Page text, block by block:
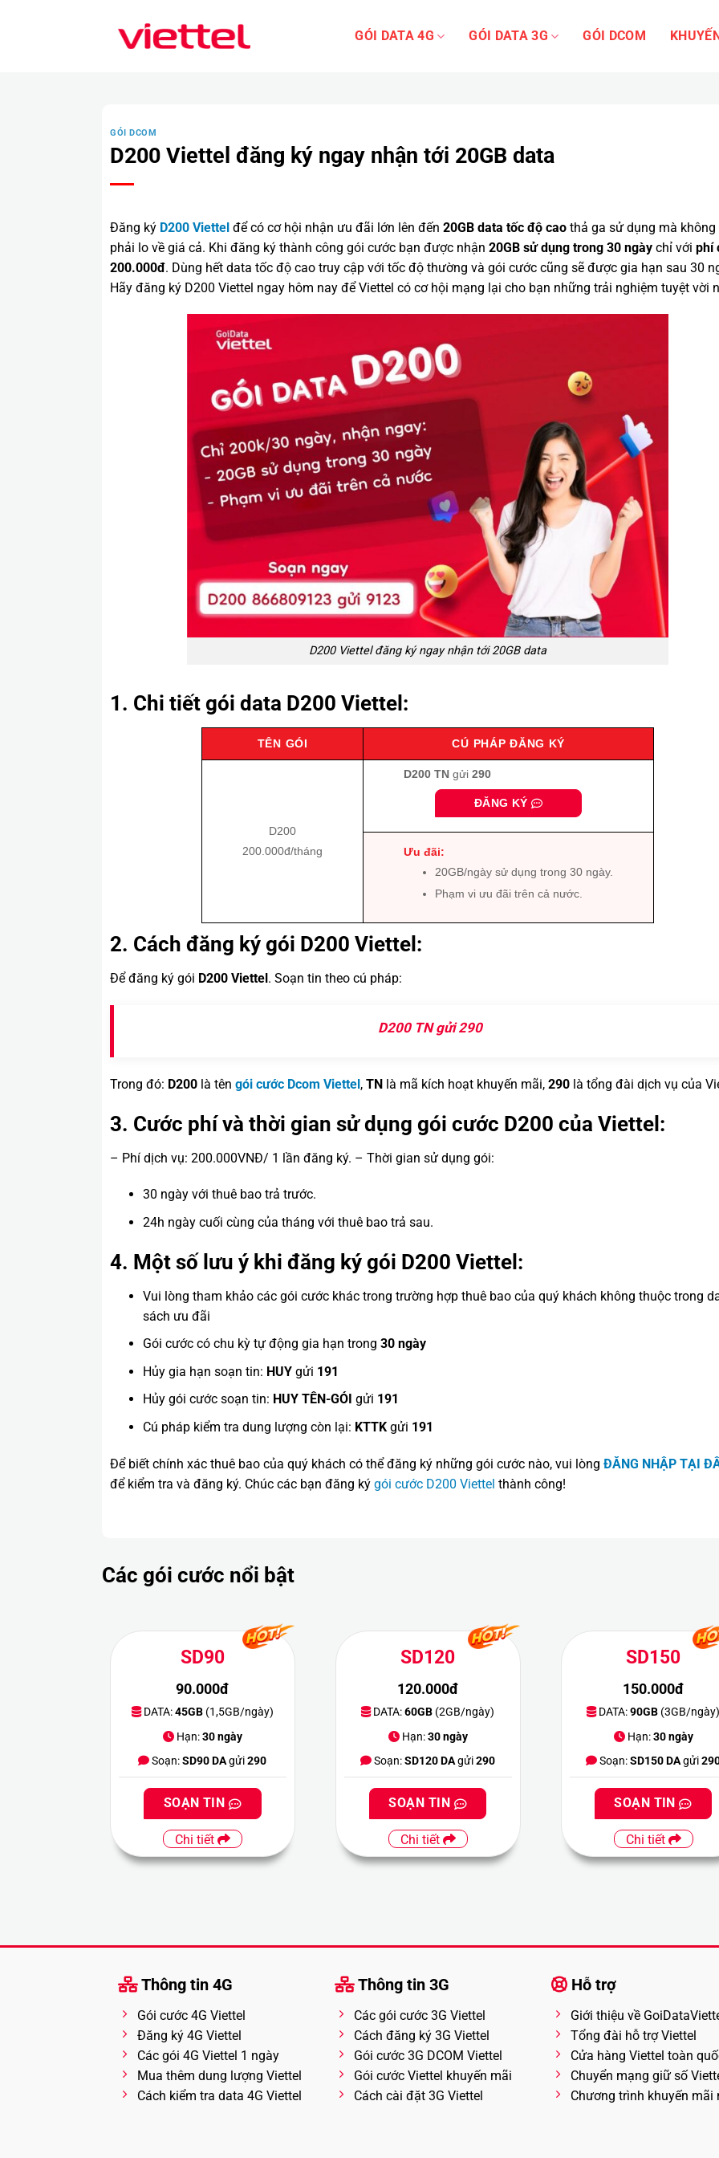
GÓI DATA 4G GÓI DATA 3G GÓI DCOM
GÓI DCOM
D200 Viettel đăng ký ngay nhận tới 20GB data
Đăng ký D200 Viettel để có cơ hội nhận ưu đãi lớn lên đến 20GB data tốc độ cao thả ga sử dụng mà không
phải lo về giá cả. Khi đăng ký thành công gói cước bạn được nhận 20GB sử dụng trong 30 ngày chỉ với phí
200.000đ. Dùng hết data tốc độ cao truy cập với tốc độ thường và gói cước cũng sẽ được gia hạn sau 30
Hãy đăng ký D200 Viettel ngay hôm nay để Viettel có cơ hội mạng lại cho bạn những trải nghiệm tuyệt vời
D200 Viettel đăng ký ngay nhận tới 20GB data
1. Chi tiết gói data D200 Viettel:
TÊN GÓI CÚ PHÁP ĐĂNG KÝ
D200
200.000đ/tháng
D200 TNgửi 290
ĐĂNG KÝ
Ưu đãi:
20GB/ngày sử dụng trong 30 ngày.
Phạm vi ưu đãi trên cả nước.
2. Cách đăng ký gói D200 Viettel:
Để đăng ký gói D200 Viettel. Soạn tin theo cú pháp:
D200 TN gửi 290
Trong đó: D200 là tên gói cước Dcom Viettel, TN là mã kích hoạt khuyến mãi, 290 là tổng đài dịch vụ của
3. Cước phí và thời gian sử dụng gói cước D200 của Viettel:
– Phí dịch vụ: 200.000VNĐ/ 1 lần đăng ký. – Thời gian sử dụng gói:
30 ngày với thuê bao trả trước.
24h ngày cuối cùng của tháng với thuê bao trả sau.
4. Một số lưu ý khi đăng ký gói D200 Viettel:
Vui lòng tham khảo các gói cước khác trong trường hợp thuê bao của quý khách không thuộc trong
sách ưu đãi
Gói cước có chu kỳ tự động gia hạn trong 30 ngày
Hủy gia hạn soạn tin: HUYgửi 191
Hủy gói cước soạn tin: HUY TÊN-GÓI gửi 191
Cú pháp kiểm tra dung lượng còn lại: KTTKgửi 191
Để biết chính xác thuê bao của quý khách có thể đăng ký những gói cước nào, vui lòng ĐĂNG NHẬP TẠI
để kiểm tra và đăng ký. Chúc các bạn đăng ký gói cước D200 Viettel thành công!
Các gói cước nổi bật
SD90
90.000đ
DATA:45GB(1,5GB/ngày)
Hạn:30 ngày
Soạn:SD90 DAgửi290
SOẠN TIN
Chi tiết
SD120
120.000đ
DATA:60GB (2GB/ngày)
Hạn:30 ngày
Soạn:SD120 DAgửi290
SOẠN TIN
Chi tiết
SD150
150.000đ
DATA:90GB (3GB/ngày)
Hạn:30 ngày
Soạn:SD150 DAgửi
SOẠN TIN
Chi tiết
Thông tin 4G
Gói cước 4G Viettel
Đăng ký 4G Viettel
Các gói 4G Viettel 1 ngày
Mua thêm dung lượng Viettel
Cách kiểm tra data 4G Viettel
Thông tin 3G
Các gói cước 3G Viettel
Cách đăng ký 3G Viettel
Gói cước 3G DCOM Viettel
Gói cước Viettel khuyến mãi
Cách cài đặt 3G Viettel
Hỗ trợ
Giới thiệu về
Tổng đài hỗ trợ Viettel
Cửa hàng Viettel toàn
Chuyển mạng giữ số
Chương trình khuyến mãi